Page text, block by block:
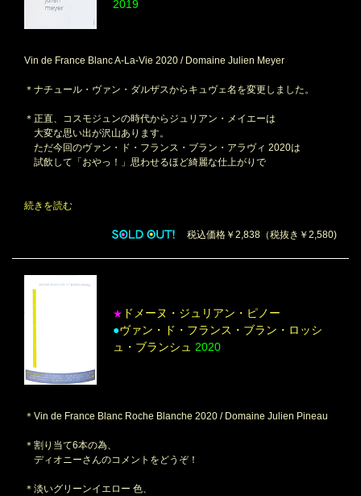
2019
Vin de France Blanc A-La-Vie 2020 / Domaine Julien Meyer
＊ナチュール・ヴァン・ダルザスからキュヴェ名を変更しました。
＊正直、コスモジュンの時代からジュリアン・メイエーは
大変な思い出が沢山あります。
ただ今回のヴァン・ド・フランス・ブラン・アラヴィ 2020は
試飲して「おやっ！」思わせるほど綺麗な仕上がりで
続きを読む
税込価格￥2,838（税抜き￥2,580)
★ ドメーヌ・ジュリアン・ピノー
●ヴァン・ド・フランス・ブラン・ロッシ
ュ・ブランシュ 2020
＊Vin de France Blanc Roche Blanche 2020 / Domaine Julien Pineau
＊割り当て6本の為、
ディオニーさんのコメントをどうぞ！
＊淡いグリーンイエロー 色、